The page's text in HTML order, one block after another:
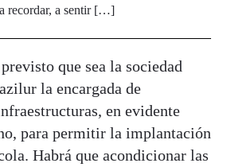
a recordar, a sentir […]
que sea la sociedad
la encargada de
en evidente
para permitir la implantación
Habrá que acondicionar las